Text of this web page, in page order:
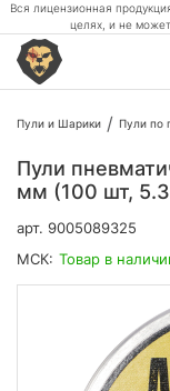
Вся лицензионная
целях, и не
Пули и Шарики Пули по
Пули
мм (100 шт,
арт. 9005089325
МСК: Товар в